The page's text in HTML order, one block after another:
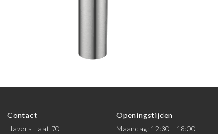
Contact
Haverstraat 70
Openingstijden
Maandag: 12:30 - 18:00